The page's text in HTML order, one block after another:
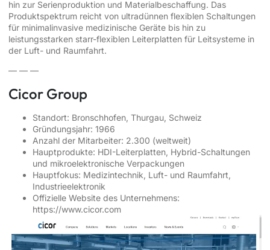
hin zur Serienproduktion und Materialbeschaffung. Das
Produktspektrum reicht von ultradünnen flexiblen Schaltungen
für minimalinvasive medizinische Geräte bis hin zu
leistungsstarken starr-flexiblen Leiterplatten für Leitsysteme in
der Luft- und Raumfahrt.
— — —
Cicor Group
Standort: Bronschhofen, Thurgau, Schweiz
Gründungsjahr: 1966
Anzahl der Mitarbeiter: 2.300 (weltweit)
Hauptprodukte: HDI-Leiterplatten, Hybrid-Schaltungen
und mikroelektronische Verpackungen
Hauptfokus: Medizintechnik, Luft- und Raumfahrt,
Industrieelektronik
Offizielle Website des Unternehmens:
https://www.cicor.com